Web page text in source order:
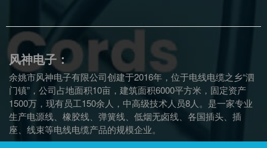
风神电子：
余姚市风神电子有限公司创建于2016年，位于电线电缆之乡“泗
门镇”，公司占地面积10亩，建筑面积6000平方米，固定资产
1500万，现有员工150余人，中高级技术人员8人。是一家专业
生产电源线、橡胶线、弹簧线、低烟无卤线、各国插头、插
座、线束等电线电缆产品的规模企业。